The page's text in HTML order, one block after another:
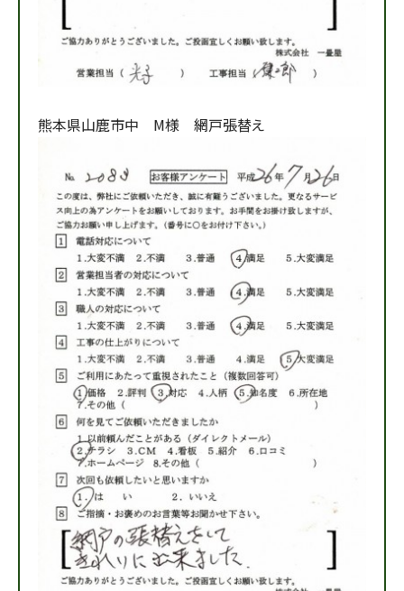
熊本県山鹿市中 M様 網戸張替え